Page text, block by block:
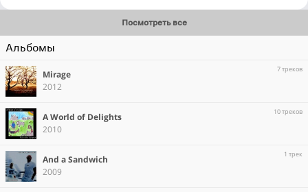
Посмотреть все
Альбомы
Mirage
2012
7 треков
A World of Delights
2010
10 треков
And a Sandwich
2009
1 трек